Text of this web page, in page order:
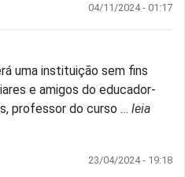
04/11/2024 - 01:17
uma instituição sem fins
e amigos do educador-
professor do curso … leia
23/04/2024 - 19:18